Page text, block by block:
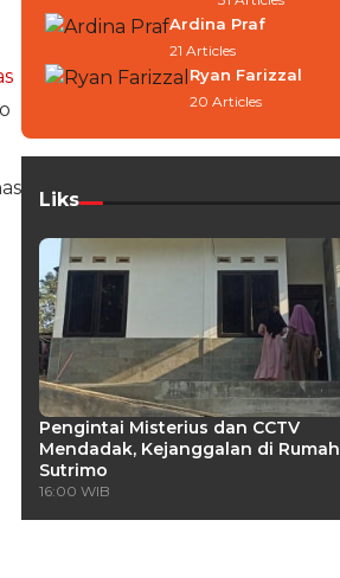
Ardina Praf
21 Articles
Ryan Farizzal
20 Articles
Liks
Pengintai Misterius dan CCTV
Mendadak, Kejanggalan di Rumah
Sutrimo
16:00 WIB